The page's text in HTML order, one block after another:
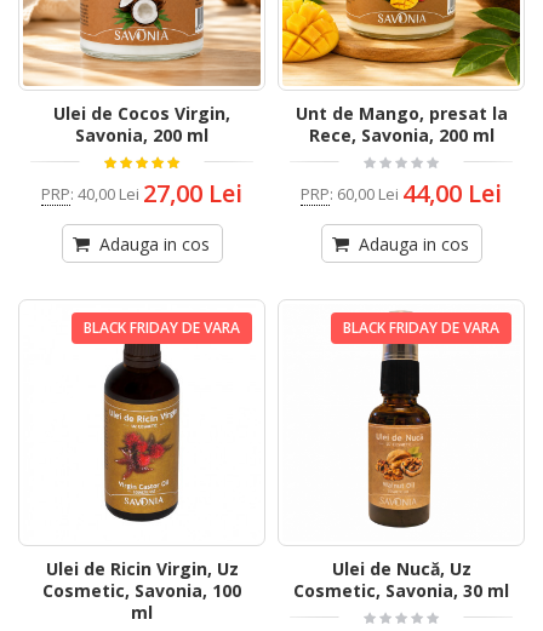
Ulei de Cocos Virgin,
Savonia, 200 ml
PRP: 40,00 Lei 27,00 Lei
Adauga in cos
Unt de Mango, presat la
Rece, Savonia, 200 ml
PRP: 60,00 Lei 44,00 Lei
Adauga in cos
BLACK FRIDAY DE VARA
Ulei de Ricin Virgin, Uz
Cosmetic, Savonia, 100
ml
BLACK FRIDAY DE VARA
Ulei de Nucă, Uz
Cosmetic, Savonia, 30 ml